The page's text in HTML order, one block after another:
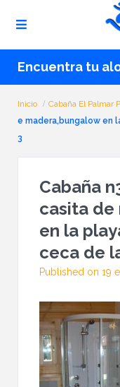
Encuentra tu
Inicio Cabaña El Palmar
e madera,bungalow en
3
Cabaña
casita de
en la
ceca de
Published on 19